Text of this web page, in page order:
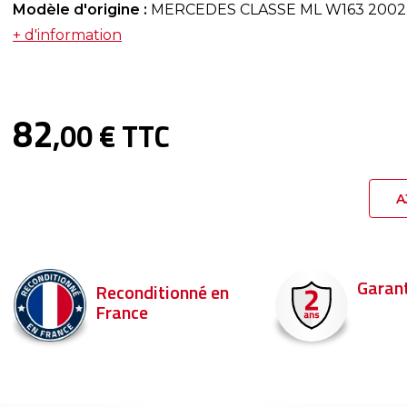
Modèle d'origine : MERCEDES CLASSE ML W163 2002
+ d'information
82,00 € TTC
Garantie 2 ans Livraison en
Commandez
pour être livré